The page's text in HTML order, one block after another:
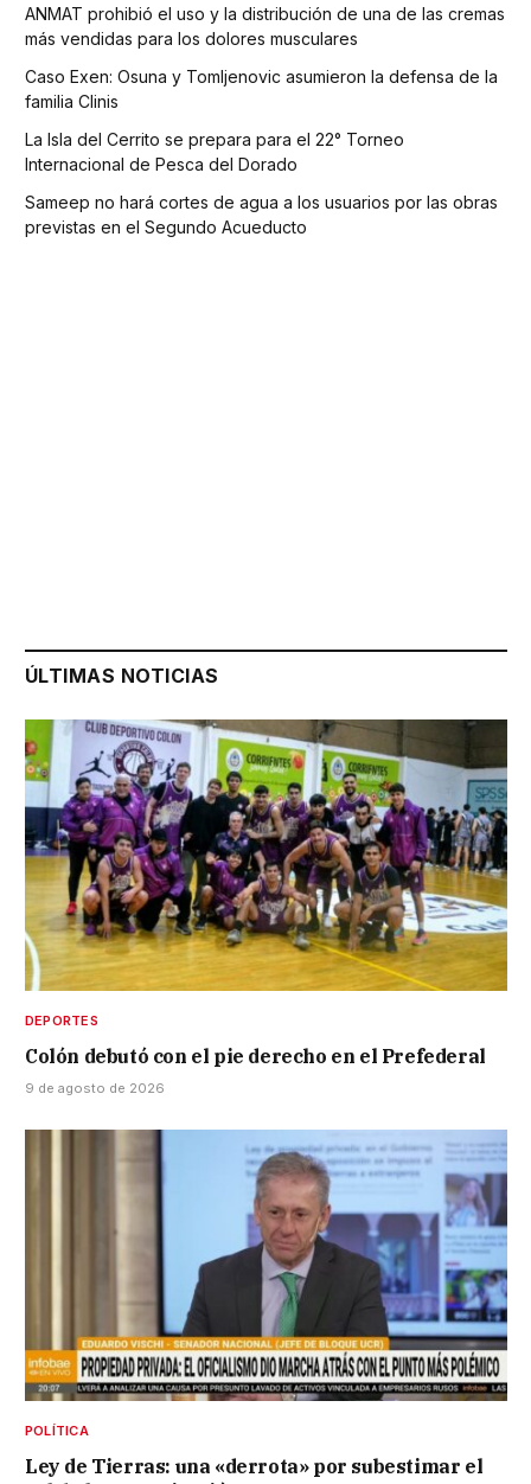
ANMAT prohibió el uso y la distribución de una de las cremas
más vendidas para los dolores musculares
Caso Exen: Osuna y Tomljenovic asumieron la defensa de la
familia Clinis
La Isla del Cerrito se prepara para el 22° Torneo
Internacional de Pesca del Dorado
Sameep no hará cortes de agua a los usuarios por las obras
previstas en el Segundo Acueducto
ÚLTIMAS NOTICIAS
DEPORTES
Colón debutó con el pie derecho en el Prefederal
9 de agosto de 2026
POLÍTICA
Ley de Tierras: una «derrota» por subestimar el